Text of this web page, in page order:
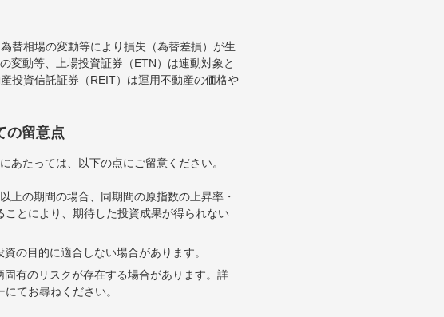
替相場の変動等により損失（為替差損）が生
変動等、上場投資証券（ETN）は連動対象と
投資信託証券（REIT）は運用不動産の価格や
の留意点
たっては、以下の点にご留意ください。
上の期間の場合、同期間の原指数の上昇率・
とにより、期待した投資成果が得られない
の目的に適合しない場合があります。
有のリスクが存在する場合があります。詳
てお尋ねください。